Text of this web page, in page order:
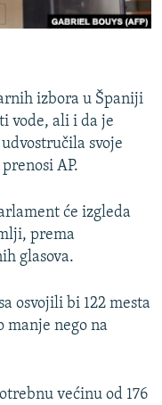
izbora u Španiji
vode, ali i da je
svoje
AP.
će izgleda
prema
glasova.
osvojili bi 122 mesta
manje nego na
većinu od 176